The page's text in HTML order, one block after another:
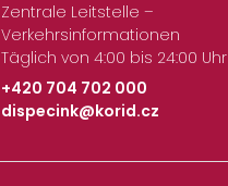
Zentrale Leitstelle –
Verkehrsinformationen
Täglich von 4:00 bis 24:00 Uhr
+420 704 702 000
|
dispecink@korid.cz